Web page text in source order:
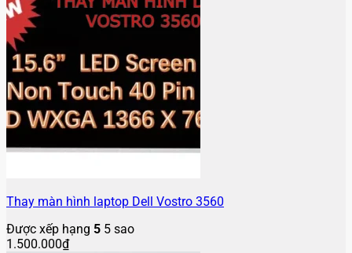
Thay màn hình laptop Dell Vostro 3560
Được xếp hạng 5 5 sao
1.500.000₫